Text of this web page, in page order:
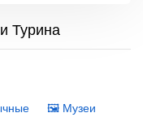
Турина
🖼 Музеи